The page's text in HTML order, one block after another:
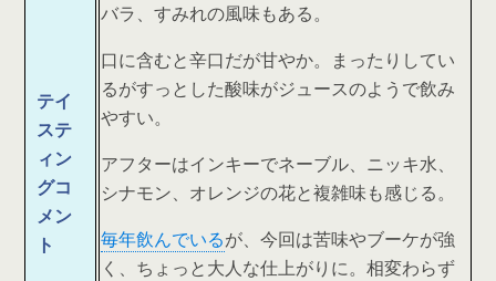
テイ
ステ
ィン
グコ
メン
ト
バラ、すみれの風味もある。
口に含むと辛口だが甘やか。まったりしてい
るがすっとした酸味がジュースのようで飲み
やすい。
アフターはインキーでネーブル、ニッキ水、
シナモン、オレンジの花と複雑味も感じる。
毎年飲んでいるが、今回は苦味やブーケが強
く、ちょっと大人な仕上がりに。相変わらず